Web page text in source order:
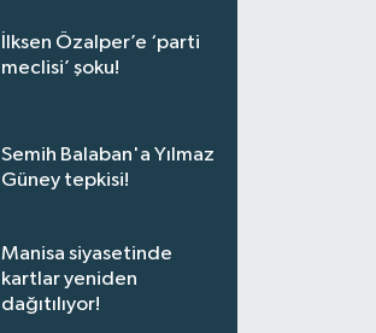
İlksen Özalper’e ‘parti
meclisi’ şoku!
Semih Balaban'a Yılmaz
Güney tepkisi!
Manisa siyasetinde
kartlar yeniden
dağıtılıyor!